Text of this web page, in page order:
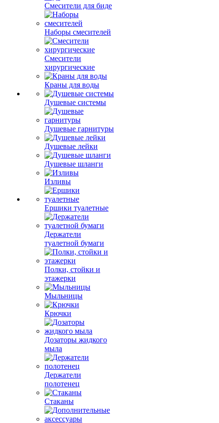
Смесители для биде
Наборы смесителей
Смесители
хирургические
Краны для воды
Душевые системы
Душевые гарнитуры
Душевые лейки
Душевые шланги
Изливы
Ершики туалетные
Держатели
туалетной бумаги
Полки, стойки и
этажерки
Мыльницы
Крючки
Дозаторы жидкого
мыла
Держатели
полотенец
Стаканы